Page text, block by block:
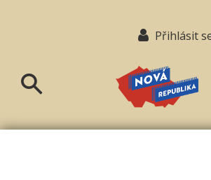
Přihlásit
republika